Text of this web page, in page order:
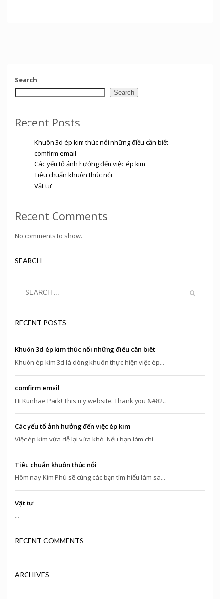
Search
Search
Recent Posts
Khuôn 3d ép kim thúc nổi những điều cần biết
comfirm email
Các yếu tố ảnh hưởng đến việc ép kim
Tiêu chuẩn khuôn thúc nổi
Vật tư
Recent Comments
No comments to show.
SEARCH
RECENT POSTS
Khuôn 3d ép kim thúc nổi những điều cần biết
Khuôn ép kim 3d là dòng khuôn thực hiện việc ép...
comfirm email
Hi Kunhae Park! This my website. Thank you &#82...
Các yếu tố ảnh hưởng đến việc ép kim
Việc ép kim vừa dễ lại vừa khó. Nếu bạn làm chí...
Tiêu chuẩn khuôn thúc nổi
Hôm nay Kim Phú sẽ cùng các bạn tìm hiểu làm sa...
Vật tư
...
RECENT COMMENTS
ARCHIVES